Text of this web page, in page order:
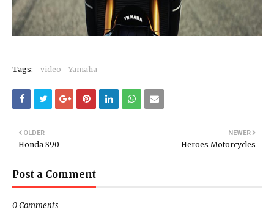
Tags: video Yamaha
NEWER
Heroes Motorcycles
OLDER
Honda S90
Post a Comment
0 Comments